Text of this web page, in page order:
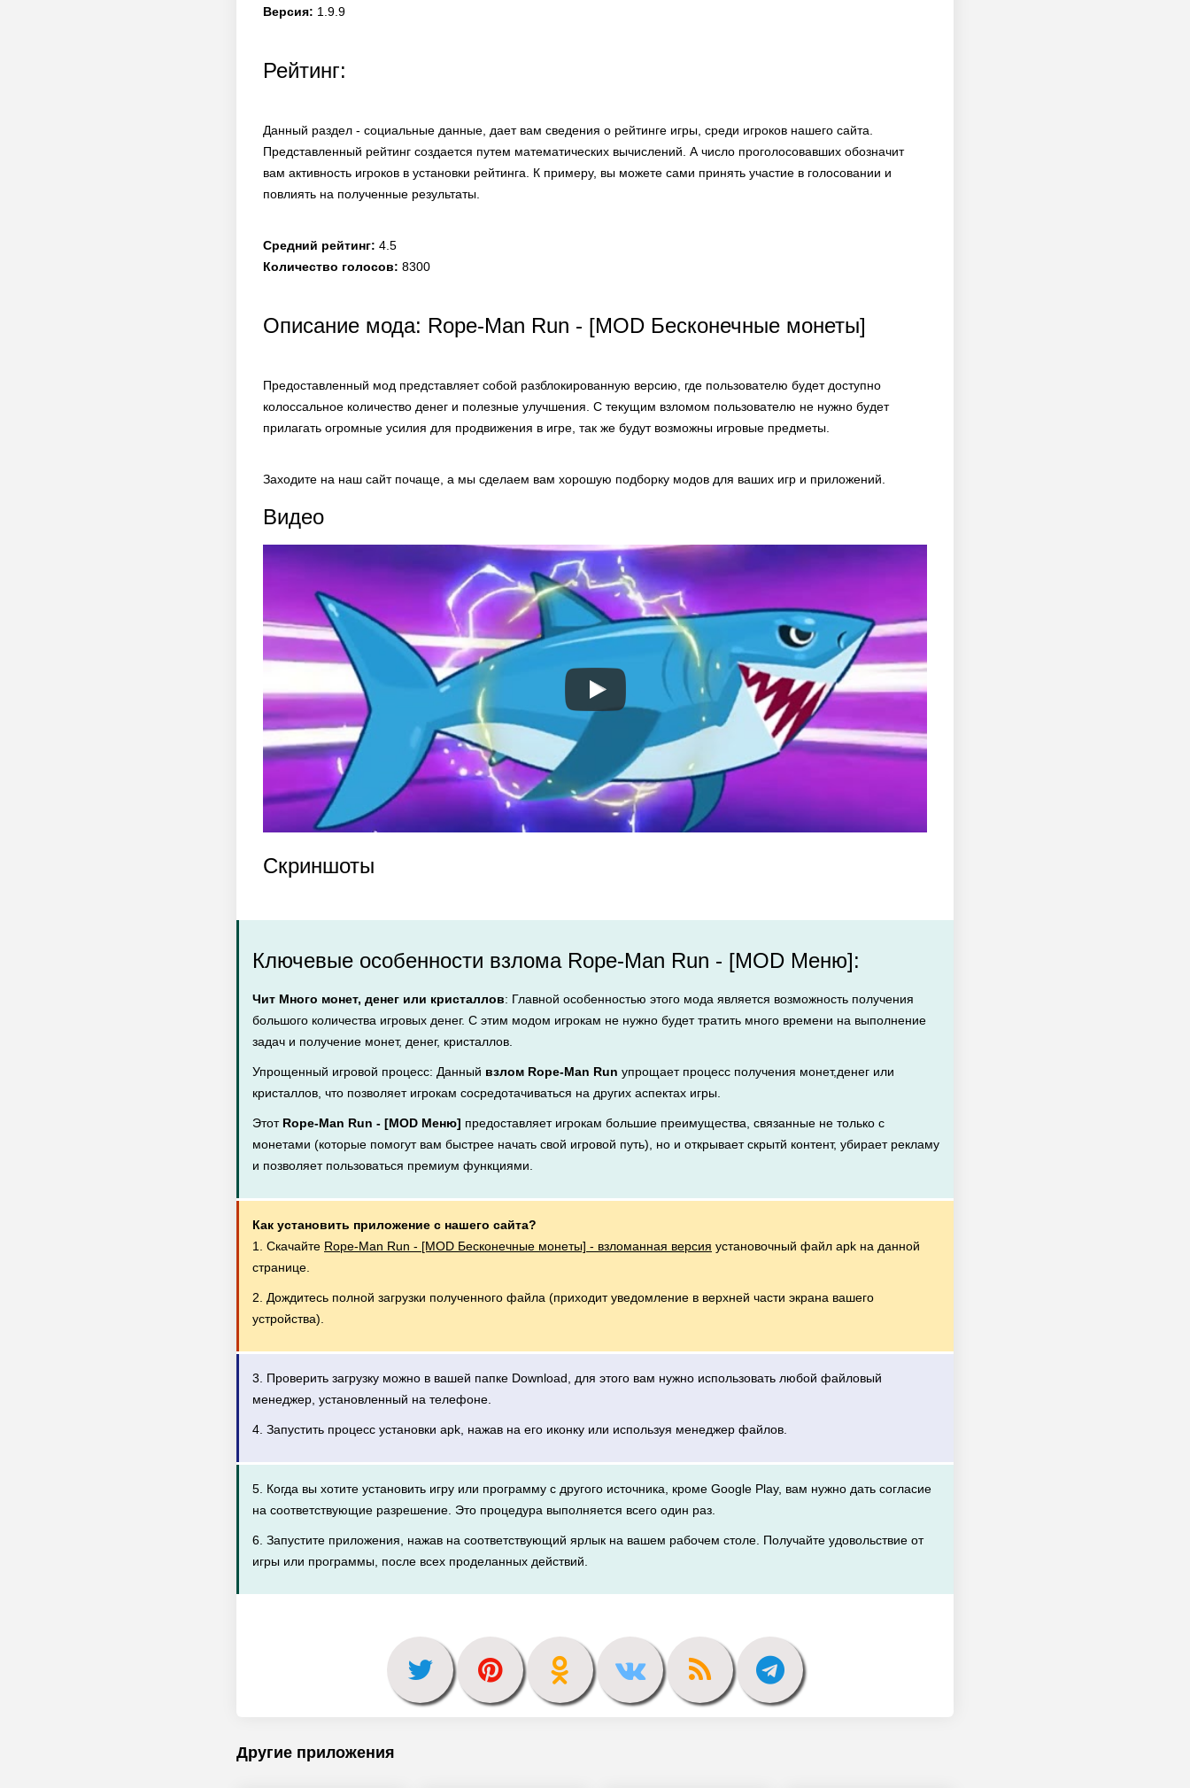
Версия: 1.9.9
Рейтинг:
Данный раздел - социальные данные, дает вам сведения о рейтинге игры, среди игроков нашего сайта.
Представленный рейтинг создается путем математических вычислений. А число проголосовавших обозначит
вам активность игроков в установки рейтинга. К примеру, вы можете сами принять участие в голосовании и
повлиять на полученные результаты.
Средний рейтинг: 4.5
Количество голосов: 8300
Описание мода: Rope-Man Run - [MOD Бесконечные монеты]
Предоставленный мод представляет собой разблокированную версию, где пользователю будет доступно
колоссальное количество денег и полезные улучшения. С текущим взломом пользователю не нужно будет
прилагать огромные усилия для продвижения в игре, так же будут возможны игровые предметы.
Заходите на наш сайт почаще, а мы сделаем вам хорошую подборку модов для ваших игр и приложений.
Видео
Скриншоты
Ключевые особенности взлома Rope-Man Run - [MOD Меню]:
Чит Много монет, денег или кристаллов: Главной особенностью этого мода является возможность получения
большого количества игровых денег. С этим модом игрокам не нужно будет тратить много времени на выполнение
задач и получение монет, денег, кристаллов.
Упрощенный игровой процесс: Данный взлом Rope-Man Run упрощает процесс получения монет,денег или
кристаллов, что позволяет игрокам сосредотачиваться на других аспектах игры.
Этот Rope-Man Run - [MOD Меню] предоставляет игрокам большие преимущества, связанные не только с
монетами (которые помогут вам быстрее начать свой игровой путь), но и открывает скрытй контент, убирает рекламу
и позволяет пользоваться премиум функциями.
Как установить приложение с нашего сайта?
1. Скачайте Rope-Man Run - [MOD Бесконечные монеты] - взломанная версия установочный файл apk на данной
странице.
2. Дождитесь полной загрузки полученного файла (приходит уведомление в верхней части экрана вашего
устройства).
3. Проверить загрузку можно в вашей папке Download, для этого вам нужно использовать любой файловый
менеджер, установленный на телефоне.
4. Запустить процесс установки apk, нажав на его иконку или используя менеджер файлов.
5. Когда вы хотите установить игру или программу с другого источника, кроме Google Play, вам нужно дать согласие
на соответствующие разрешение. Это процедура выполняется всего один раз.
6. Запустите приложения, нажав на соответствующий ярлык на вашем рабочем столе. Получайте удовольствие от
игры или программы, после всех проделанных действий.
Другие приложения